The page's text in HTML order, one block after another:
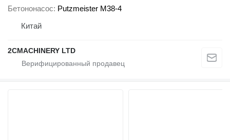
Бетононасос Putzmeister M38-4
Китай
2CMACHINERY LTD